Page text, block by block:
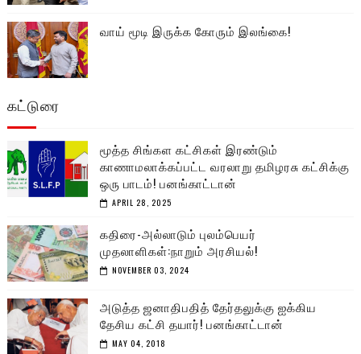
வாய் மூடி இருக்க கோரும் இலங்கை!
கட்டுரை
மூத்த சிங்கள கட்சிகள் இரண்டும்
காணாமலாக்கப்பட்ட வரலாறு தமிழரசு கட்சிக்கு
ஒரு பாடம்! பனங்காட்டான்
APRIL 28, 2025
கதிரை-அல்லாடும் புலம்பெயர்
முதலாளிகள்:நாறும் அரசியல்!
NOVEMBER 03, 2024
அடுத்த ஜனாதிபதித் தேர்தலுக்கு ஐக்கிய
தேசிய கட்சி தயார்! பனங்காட்டான்
MAY 04, 2018